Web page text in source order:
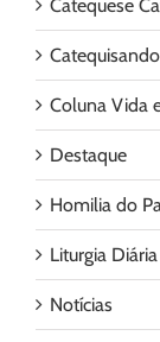
Catequese
Catequisando
Coluna Vida
Destaque
Homilia do
Liturgia Diária
Notícias